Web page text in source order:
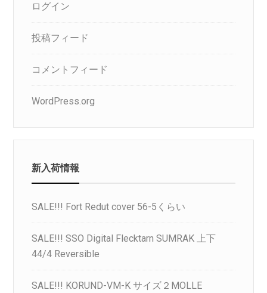
ログイン
投稿フィード
コメントフィード
WordPress.org
新入荷情報
SALE!!! Fort Redut cover 56-5くらい
SALE!!! SSO Digital Flecktarn SUMRAK 上下
44/4 Reversible
SALE!!! KORUND-VM-K サイズ２MOLLE